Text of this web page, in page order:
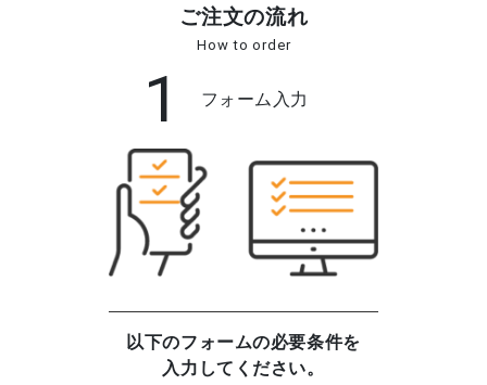
ご注文の流れ
How to order
1 フォーム入力
以下のフォームの必要条件を
入力してください。